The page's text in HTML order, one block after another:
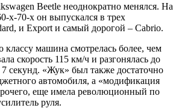
Beetle неоднократно менялся. На
х-70-х он выпускался в трех
и Export и самый дорогой – Cabrio.
классу машина смотрелась более, чем
скорость 115 км/ч и разгонялась до
секунд. «Жук» был также достаточно
автомобиля, а «модификация
еще имела революционный по
руля.